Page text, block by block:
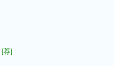
[荐]